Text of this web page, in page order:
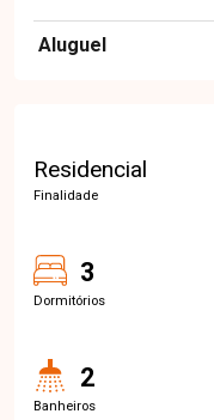
Aluguel
Residencial
Finalidade
3
Dormitórios
2
Banheiros